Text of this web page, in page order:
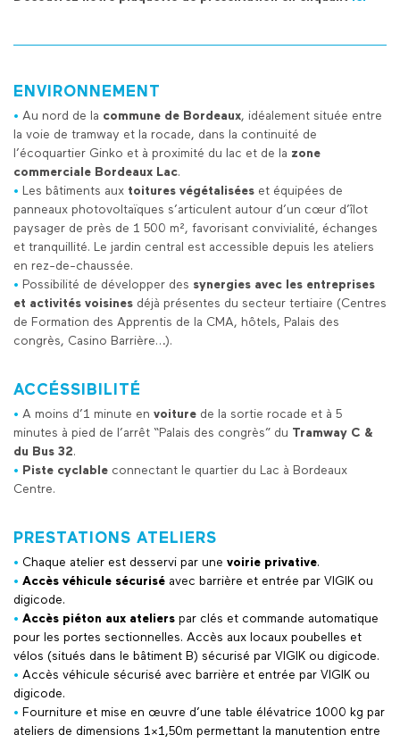
ENVIRONNEMENT
• Au nord de la commune de Bordeaux, idéalement située entre
la voie de tramway et la rocade, dans la continuité de
l’écoquartier Ginko et à proximité du lac et de la zone
commerciale Bordeaux Lac.
• Les bâtiments aux toitures végétalisées et équipées de
panneaux photovoltaïques s’articulent autour d’un cœur d’îlot
paysager de près de 1 500 m², favorisant convivialité, échanges
et tranquillité. Le jardin central est accessible depuis les ateliers
en rez-de-chaussée.
• Possibilité de développer des synergies avec les entreprises
et activités voisines déjà présentes du secteur tertiaire (Centres
de Formation des Apprentis de la CMA, hôtels, Palais des
congrès, Casino Barrière…).
ACCÉSSIBILITÉ
• A moins d’1 minute en voiture de la sortie rocade et à 5
minutes à pied de l’arrêt “Palais des congrès” du Tramway C &
du Bus 32.
• Piste cyclable connectant le quartier du Lac à Bordeaux
Centre.
PRESTATIONS ATELIERS
• Chaque atelier est desservi par une voirie privative.
• Accès véhicule sécurisé avec barrière et entrée par VIGIK ou
digicode.
• Accès piéton aux ateliers par clés et commande automatique
pour les portes sectionnelles. Accès aux locaux poubelles et
vélos (situés dans le bâtiment B) sécurisé par VIGIK ou digicode.
• Accès véhicule sécurisé avec barrière et entrée par VIGIK ou
digicode.
• Fourniture et mise en œuvre d’une table élévatrice 1000 kg par
ateliers de dimensions 1×1,50m permettant la manutention entre